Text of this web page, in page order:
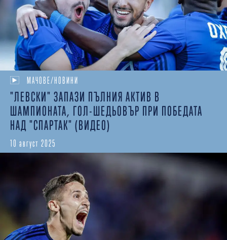
МАЧОВЕ/НОВИНИ
"ЛЕВСКИ" ЗАПАЗИ ПЪЛНИЯ АКТИВ В
ШАМПИОНАТА, ГОЛ-ШЕДЬОВЪР ПРИ ПОБЕДАТА
НАД "СПАРТАК" (ВИДЕО)
10 август 2025